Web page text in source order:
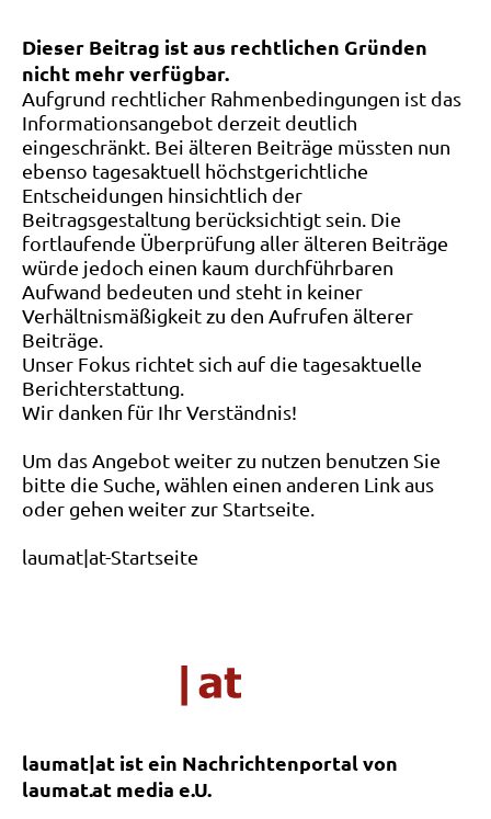
Dieser Beitrag ist aus rechtlichen Gründen
nicht mehr verfügbar.
Aufgrund rechtlicher Rahmenbedingungen ist das
Informationsangebot derzeit deutlich
eingeschränkt. Bei älteren Beiträge müssten nun
ebenso tagesaktuell höchstgerichtliche
Entscheidungen hinsichtlich der
Beitragsgestaltung berücksichtigt sein. Die
fortlaufende Überprüfung aller älteren Beiträge
würde jedoch einen kaum durchführbaren
Aufwand bedeuten und steht in keiner
Verhältnismäßigkeit zu den Aufrufen älterer
Beiträge.
Unser Fokus richtet sich auf die tagesaktuelle
Berichterstattung.
Wir danken für Ihr Verständnis!
Um das Angebot weiter zu nutzen benutzen Sie
bitte die Suche, wählen einen anderen Link aus
oder gehen weiter zur Startseite.
laumat|at-Startseite
laumat|at ist ein Nachrichtenportal von
laumat.at media e.U.